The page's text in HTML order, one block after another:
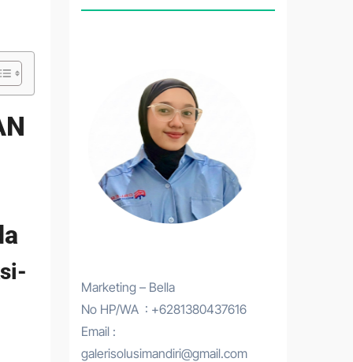
Marketing – Bella
No HP/WA : +6281380437616
Email :
galerisolusimandiri@gmail.com